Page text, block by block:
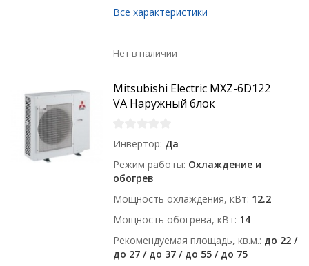
Все характеристики
Нет в наличии
Mitsubishi Electric MXZ-6D122
VA Наружный блок
Инвертор Да
Режим работы Охлаждение и
обогрев
Мощность охлаждения, кВт 12.2
Мощность обогрева, кВт 14
Рекомендуемая площадь, кв.м. до 22 /
до 27 / до 37 / до 55 / до 75